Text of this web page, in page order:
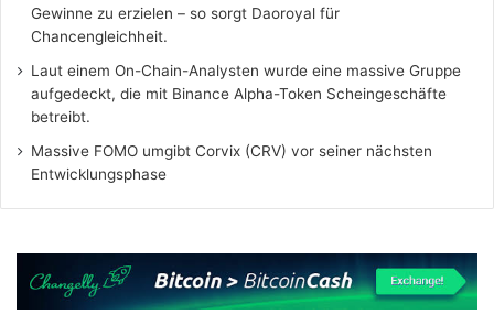
Gewinne zu erzielen – so sorgt Daoroyal für
Chancengleichheit.
Laut einem On-Chain-Analysten wurde eine massive Gruppe
aufgedeckt, die mit Binance Alpha-Token Scheingeschäfte
betreibt.
Massive FOMO umgibt Corvix (CRV) vor seiner nächsten
Entwicklungsphase